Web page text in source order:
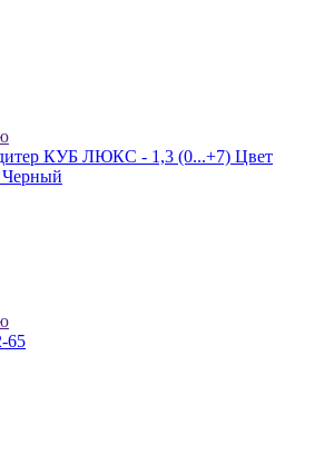
КУБ ЛЮКС - 1,3 (0...+7) Цвет
Черный
65